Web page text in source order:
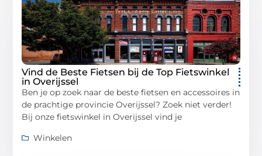
Vind de Beste Fietsen bij de Top Fietswinkel
in Overijssel
Ben je op zoek naar de beste fietsen en accessoires in
de prachtige provincie Overijssel? Zoek niet verder!
Bij onze fietswinkel in Overijssel vind je
Winkelen